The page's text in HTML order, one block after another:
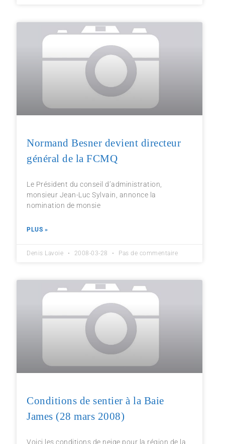
Normand Besner devient directeur
général de la FCMQ
Le Président du conseil d’administration,
monsieur Jean-Luc Sylvain, annonce la
nomination de monsie
PLUS »
Denis Lavoie 2008-03-28 Pas de commentaire
Conditions de sentier à la Baie
James (28 mars 2008)
Voici les conditions de neige pour la région de la